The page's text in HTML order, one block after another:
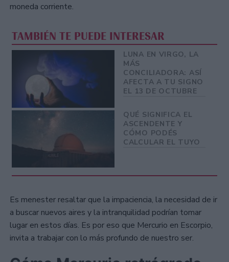
moneda corriente.
TAMBIÉN TE PUEDE INTERESAR
LUNA EN VIRGO, LA
MÁS
CONCILIADORA: ASÍ
AFECTA A TU SIGNO
EL 13 DE OCTUBRE
QUÉ SIGNIFICA EL
ASCENDENTE Y
CÓMO PODÉS
CALCULAR EL TUYO
Es menester resaltar que la impaciencia, la necesidad de ir
a buscar nuevos aires y la intranquilidad podrían tomar
lugar en estos días. Es por eso que Mercurio en Escorpio,
invita a trabajar con lo más profundo de nuestro ser.